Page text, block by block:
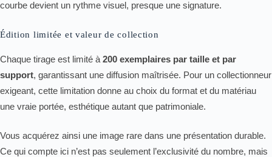
courbe devient un rythme visuel, presque une signature.
Édition limitée et valeur de collection
Chaque tirage est limité à 200 exemplaires par taille et par
support, garantissant une diffusion maîtrisée. Pour un collectionneur
exigeant, cette limitation donne au choix du format et du matériau
une vraie portée, esthétique autant que patrimoniale.
Vous acquérez ainsi une image rare dans une présentation durable.
Ce qui compte ici n’est pas seulement l’exclusivité du nombre, mais